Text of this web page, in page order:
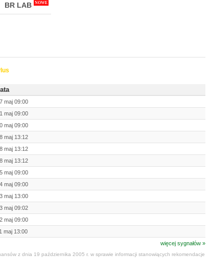
BR LAB NOWE
maj 09:00
maj 09:00
maj 09:00
maj 13:12
maj 13:12
maj 13:12
maj 09:00
maj 09:00
maj 13:00
maj 09:02
maj 09:00
maj 13:00
więcej sygnałów »
z dnia 19 października 2005 r. w sprawie informacji stanowiących rekomendacje